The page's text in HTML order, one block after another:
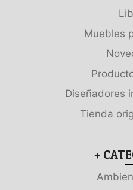
Muebles
Diseñadores
Tienda
+